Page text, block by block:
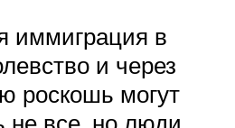
иммиграция в
и через
роскошь могут